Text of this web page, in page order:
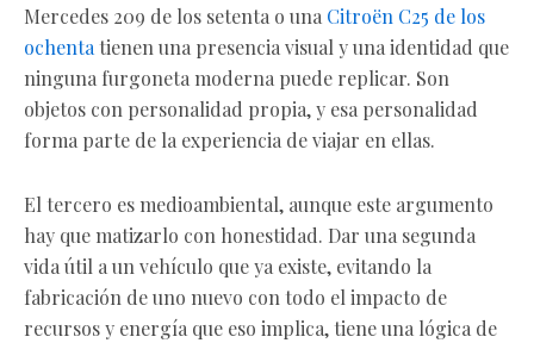
Mercedes 209 de los setenta o una Citroën C25 de los
ochentatienen una presencia visual y una identidad que
ninguna furgoneta moderna puede replicar. Son
objetos con personalidad propia, y esa personalidad
forma parte de la experiencia de viajar en ellas.
El tercero es medioambiental, aunque este argumento
hay que matizarlo con honestidad. Dar una segunda
vida útil a un vehículo que ya existe, evitando la
fabricación de uno nuevo con todo el impacto de
recursos y energía que eso implica, tiene una lógica de